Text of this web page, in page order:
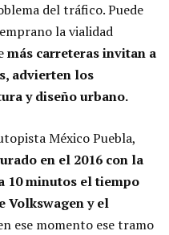
del tráfico. Puede
la vialidad
más carreteras invitan a
advierten los
y diseño urbano.
México Puebla,
en el 2016 con la
10 minutos el tiempo
Volkswagen y el
ese momento ese tramo